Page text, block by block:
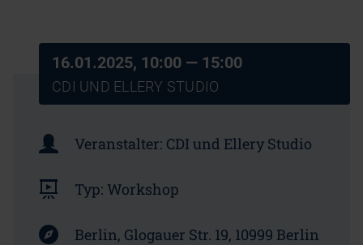
16.01.2025, 10:00 — 15:00
CDI UND ELLERY STUDIO
Veranstalter: CDI und Ellery Studio
Typ: Workshop
Berlin, Glogauer Str. 19, 10999 Berlin